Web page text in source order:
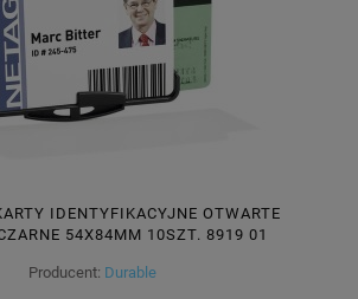
IDENTYFIKACYJNE OTWARTE
54X84MM 10SZT. 8919 01
Producent: Durable